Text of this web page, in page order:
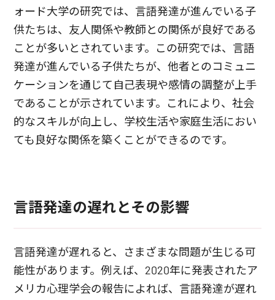
ォード大学の研究では、言語発達が進んでいる子
供たちは、友人関係や教師との関係が良好である
ことが多いとされています。この研究では、言語
発達が進んでいる子供たちが、他者とのコミュニ
ケーションを通じて自己表現や感情の調整が上手
であることが示されています。これにより、社会
的なスキルが向上し、学校生活や家庭生活におい
ても良好な関係を築くことができるのです。
言語発達の遅れとその影響
言語発達が遅れると、さまざまな問題が生じる可
能性があります。例えば、2020年に発表されたア
メリカ心理学会の報告によれば、言語発達が遅れ